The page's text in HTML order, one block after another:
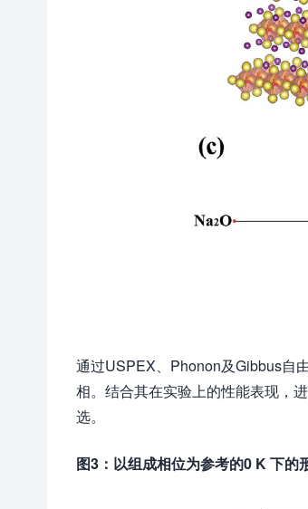
通过USPEX、Phonon及Gibbus自
相。结合其在实验上的性能表现，
选。
图3：以组成相位为参考的0 K 下的